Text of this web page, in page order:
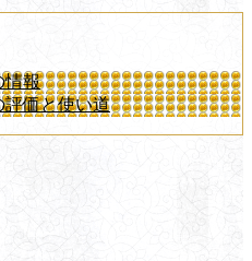
情報
評価と使い道